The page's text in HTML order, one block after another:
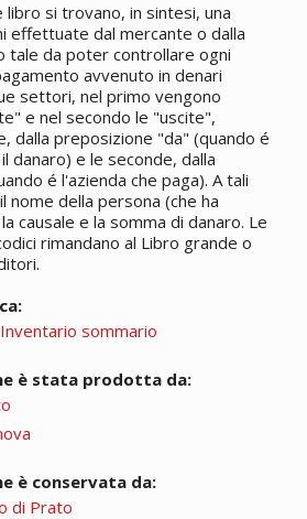
si trovano, in sintesi, una
effettuate dal mercante o dalla
tale da poter controllare ogni
avvenuto in denari
settori, nel primo vengono
e nel secondo le "uscite",
dalla preposizione "da" (quando é
danaro) e le seconde, dalla
é l'azienda che paga). A tali
nome della persona (che ha
causale e la somma di danaro. Le
rimandano al Libro grande o
sommario
è stata prodotta da:
è conservata da:
di Prato